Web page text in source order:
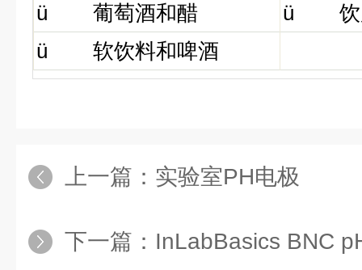
ü
葡萄酒和醋 ü
ü
软饮料和啤酒
上一篇： 实验室PH电极
下一篇： InLabBasics BNC